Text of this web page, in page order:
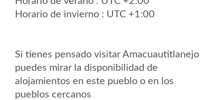
Horario de invierno : UTC +1:00
Si tienes pensado visitar Amacuautitlanejo
puedes mirar la disponibilidad de
alojamientos en este pueblo o en los
pueblos cercanos